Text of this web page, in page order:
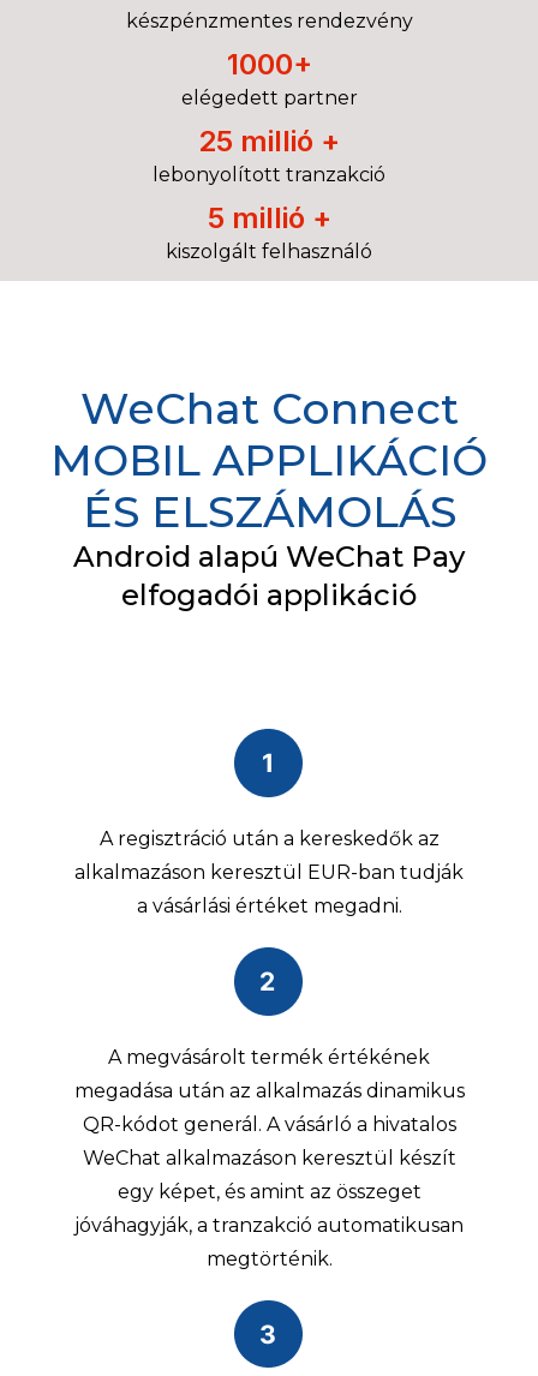
készpénzmentes rendezvény
1000+
elégedett partner
25 millió +
lebonyolított tranzakció
5 millió +
kiszolgált felhasználó
WeChat Connect
MOBIL APPLIKÁCIÓ
ÉS ELSZÁMOLÁS
Android alapú WeChat Pay
elfogadói applikáció
A regisztráció után a kereskedők az
alkalmazáson keresztül EUR-ban tudják
a vásárlási értéket megadni.
A megvásárolt termék értékének
megadása után az alkalmazás dinamikus
QR-kódot generál. A vásárló a hivatalos
WeChat alkalmazáson keresztül készít
egy képet, és amint az összeget
jóváhagyják, a tranzakció automatikusan
megtörténik.